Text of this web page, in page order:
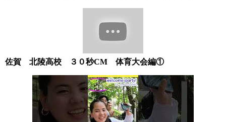
佐賀 北陵高校 ３０秒CM 体育大会編①